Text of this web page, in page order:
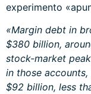
experimento
«Margin debt in
$380 billion,
stock-market
in those
$92 billion, less